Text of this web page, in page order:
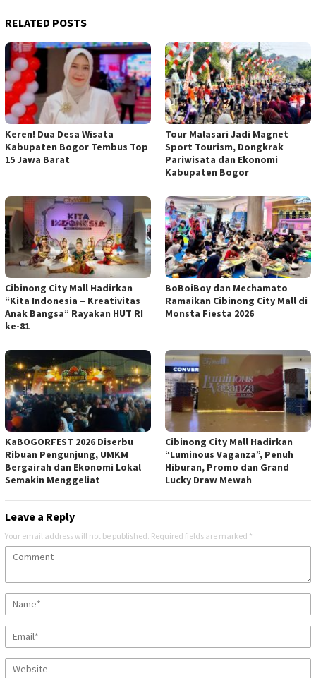
RELATED POSTS
Keren! Dua Desa Wisata
Kabupaten Bogor Tembus Top
15 Jawa Barat
Tour Malasari Jadi Magnet
Sport Tourism, Dongkrak
Pariwisata dan Ekonomi
Kabupaten Bogor
Cibinong City Mall Hadirkan
“Kita Indonesia – Kreativitas
Anak Bangsa” Rayakan HUT RI
ke-81
BoBoiBoy dan Mechamato
Ramaikan Cibinong City Mall di
Monsta Fiesta 2026
KaBOGORFEST 2026 Diserbu
Ribuan Pengunjung, UMKM
Bergairah dan Ekonomi Lokal
Semakin Menggeliat
Cibinong City Mall Hadirkan
“Luminous Vaganza”, Penuh
Hiburan, Promo dan Grand
Lucky Draw Mewah
Leave a Reply
Your email address will not be published. Required fields are marked *